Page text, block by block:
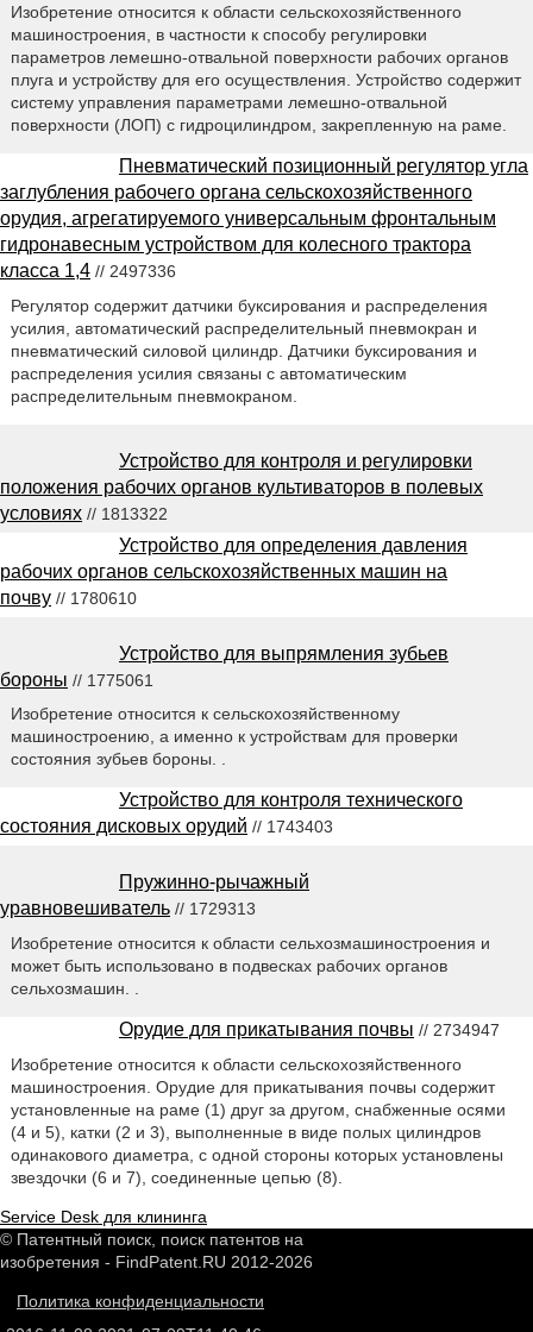
Изобретение относится к области сельскохозяйственного
машиностроения, в частности к способу регулировки
параметров лемешно-отвальной поверхности рабочих органов
плуга и устройству для его осуществления. Устройство содержит
систему управления параметрами лемешно-отвальной
поверхности (ЛОП) с гидроцилиндром, закрепленную на раме.
Пневматический позиционный регулятор угла
заглубления рабочего органа сельскохозяйственного
орудия, агрегатируемого универсальным фронтальным
гидронавесным устройством для колесного трактора
класса 1,4 // 2497336
Регулятор содержит датчики буксирования и распределения
усилия, автоматический распределительный пневмокран и
пневматический силовой цилиндр. Датчики буксирования и
распределения усилия связаны с автоматическим
распределительным пневмокраном.
Устройство для контроля и регулировки
положения рабочих органов культиваторов в полевых
условиях // 1813322
Устройство для определения давления
рабочих органов сельскохозяйственных машин на
почву // 1780610
Устройство для выпрямления зубьев
бороны // 1775061
Изобретение относится к сельскохозяйственному
машиностроению, а именно к устройствам для проверки
состояния зубьев бороны. .
Устройство для контроля технического
состояния дисковых орудий // 1743403
Пружинно-рычажный
уравновешиватель // 1729313
Изобретение относится к области сельхозмашиностроения и
может быть использовано в подвесках рабочих органов
сельхозмашин. .
Орудие для прикатывания почвы // 2734947
Изобретение относится к области сельскохозяйственного
машиностроения. Орудие для прикатывания почвы содержит
установленные на раме (1) друг за другом, снабженные осями
(4 и 5), катки (2 и 3), выполненные в виде полых цилиндров
одинакового диаметра, с одной стороны которых установлены
звездочки (6 и 7), соединенные цепью (8).
Service Desk для клининга
© Патентный поиск, поиск патентов на
изобретения - FindPatent.RU 2012-2026
Политика конфиденциальности